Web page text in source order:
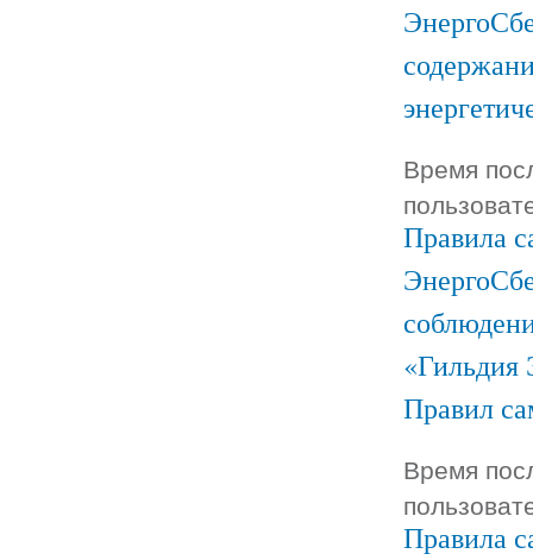
Время
Правила
«Гильдия
Правил
Время
Правила